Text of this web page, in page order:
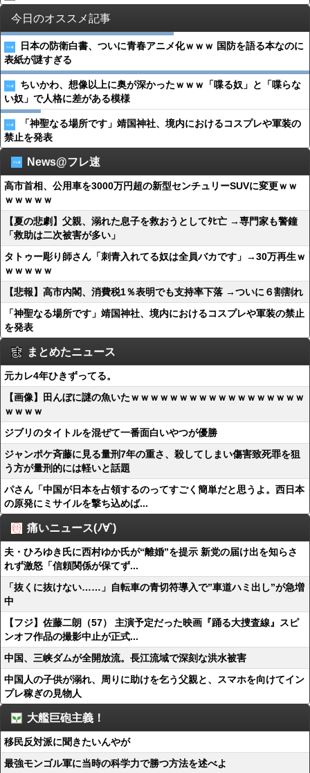
今日のオススメ記事
日本の防衛白書、ついに青春アニメ化ｗｗｗ 国防を語る本なのに
表紙が謎すぎる
ちいかわ、想像以上に奥が深かったｗｗｗ「喋る奴」と「喋らな
い奴」で人格に差がある模様
「神聖なる場所です」靖国神社、境内におけるコスプレや軍装の
禁止を発表
News@フレ速
高市首相、公用車を3000万円超の新型センチュリーSUVに変更ｗｗ
ｗｗｗｗｗ
【夏の悲劇】父親、溺れた息子を救おうとしてﾀﾋ亡 →専門家も警鐘
「救助は二次被害が多い」
タトゥー彫り師さん「刺青入れてる奴は全員バカです」→30万再生ｗ
ｗｗｗｗｗ
【悲報】高市内閣、消費税1％表明でも支持率下落 →ついに６割割れ
「神聖なる場所です」靖国神社、境内におけるコスプレや軍装の禁止
を発表
まとめたニュース
元カレ4年ひきずってる。
【画像】田んぼに謎の魚いたｗｗｗｗｗｗｗｗｗｗｗｗｗｗｗｗｗｗ
ｗｗｗｗ
ジブリのタイトルを混ぜて一番面白いやつが優勝
ジャンポケ斉藤に見る量刑7年の重さ、殺してしまい傷害致死罪を狙
う方が量刑的には軽いと話題
パさん「中国が日本を占領するのってすごく簡単だと思うよ。西日本
の原発にミサイルを撃ち込めば...
痛いニュース(ﾉ∀`)
夫・ひろゆき氏に西村ゆか氏が“離婚”を提示 新党の届け出を知らさ
れず激怒「信頼関係が保てず...
「抜くに抜けない……」自転車の青切符導入で”車道ハミ出し”が急増
中
【フジ】佐藤二朗（57） 主演予定だった映画『踊る大捜査線』スピ
ンオフ作品の撮影中止が正式...
中国、三峡ダムが全開放流。長江流域で深刻な洪水被害
中国人の子供が溺れ、周りに助けを乞う父親と、スマホを向けてイン
プレ稼ぎの見物人
大艦巨砲主義！
移民反対派に聞きたいんやが
最強モンゴル軍に当時の科学力で勝つ方法を述べよ